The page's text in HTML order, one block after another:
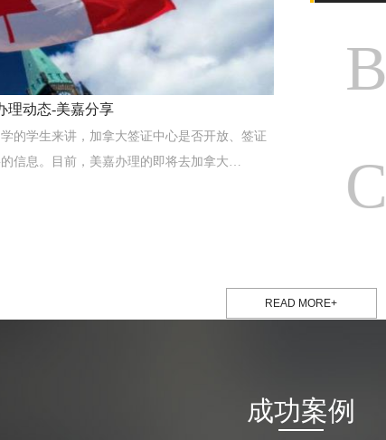
理动态-美嘉分享
的学生来讲，加拿大签证中心是否开放、签证
信息。目前，美嘉办理的即将去加拿大…
护人呢？需要找一个custodian，即委托监护人…
大失利，依然能有机会进剑桥
学的家长在一年前委托美嘉团队帮孩子处理UCL本科预科的
，在今年初已经拿到了入学offer，一直在等着高…
留学导师带你一张表读懂加拿大毕业工签新
B
C
READ MORE+
成功案例